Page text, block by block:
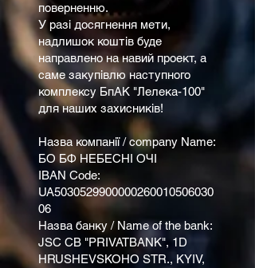
поверненню.
У разі досягнення мети,
надлишок коштів буде
направлено на навий проект, а
саме закупівлю наступного
комплексу БпАК "Лелека-100"
для наших захисників!
Назва компанії / company Name:
БО БФ НЕБЕСНІ ОЧІ
IBAN Code:
UA5030529900000260010506030
06
Назва банку / Name of the bank:
JSC CB "PRIVATBANK", 1D
HRUSHEVSKOHO STR., KYIV,